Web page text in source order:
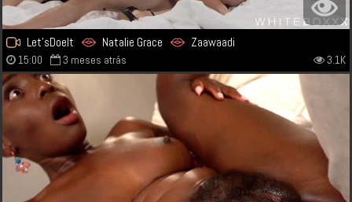
Let'sDoeIt Natalie Grace Zaawaadi
15:00 3 meses atrás 3.1K